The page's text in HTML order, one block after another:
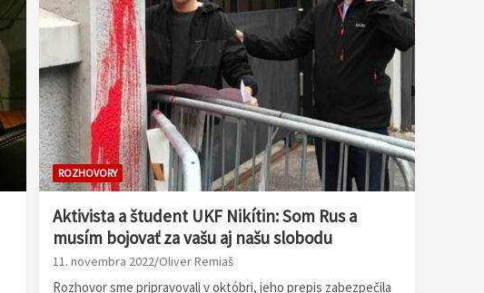
ROZHOVORY
Aktivista a študent UKF Nikítin: Som Rus a
musím bojovať za vašu aj našu slobodu
11. novembra 2022 Oliver Remiaš
Rozhovor sme pripravovali v októbri, jeho prepis zabezpečila